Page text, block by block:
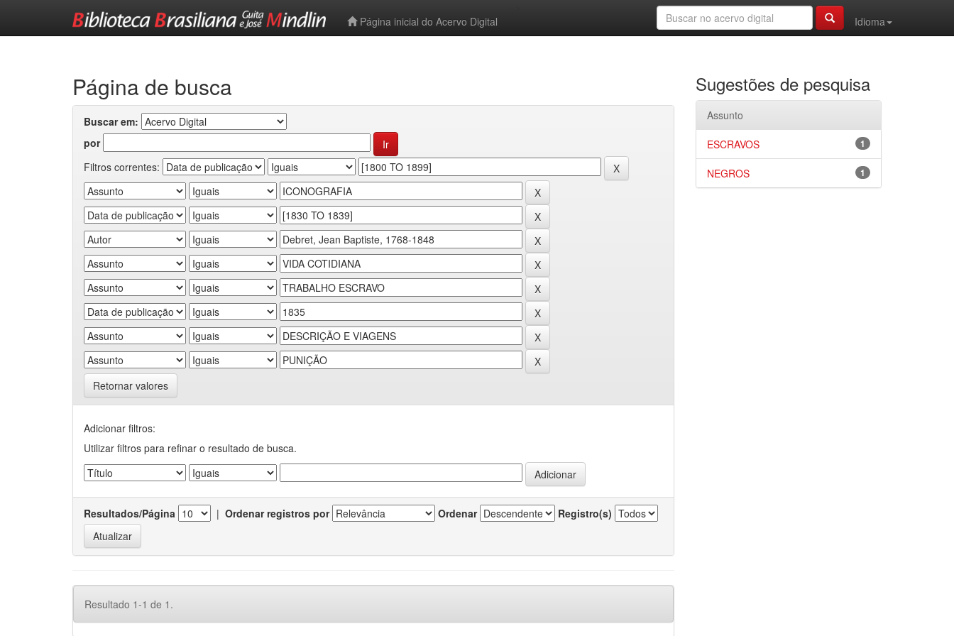
Página inicial do Acervo Digital
Idioma
Página de busca
Buscar em:
por
Filtros correntes:
Retornar valores
Adicionar filtros:
Utilizar filtros para refinar o resultado de busca.
Resultados/Página | Ordenar registros por Ordenar Registro(s)
Resultado 1-1 de 1.
Sugestões de pesquisa
Assunto
1
ESCRAVOS
1
NEGROS